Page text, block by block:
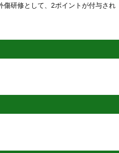
傷研修として、2ポイントが付与され